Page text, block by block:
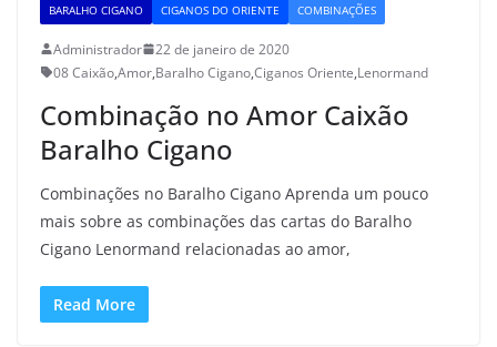
BARALHO CIGANO CIGANOS DO ORIENTE COMBINAÇÕES
Administrador
22 de janeiro de 2020
08 Caixão,Amor,Baralho Cigano,Ciganos Oriente,Lenormand
Combinação no Amor Caixão
Baralho Cigano
Combinações no Baralho Cigano Aprenda um pouco
mais sobre as combinações das cartas do Baralho
Cigano Lenormand relacionadas ao amor,
Read More